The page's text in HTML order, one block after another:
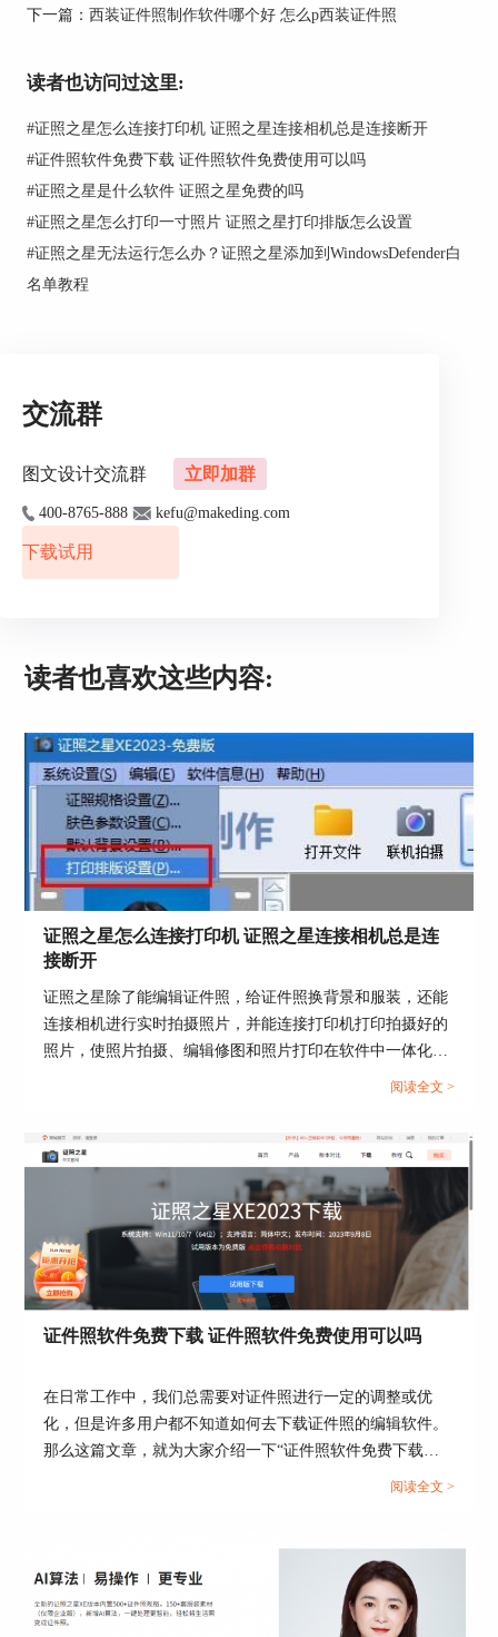
裸露。建议穿圆领或低领的衣服拍摄）
图3：成品图
二、西装领带证件照模板
1、工具自带的模板库
自带的西装领带模板是不需要抠出西装png即可以
下一篇： 西装证件照制作软件哪个好 怎么p西装证件照
读者也访问过这里:
#证照之星怎么连接打印机 证照之星连接相机总是连接断开
#证件照软件免费下载 证件照软件免费使用可以吗
#证照之星是什么软件 证照之星免费的吗
#证照之星怎么打印一寸照片 证照之星打印排版怎么设置
#证照之星无法运行怎么办？证照之星添加到WindowsDefender白
名单教程
交流群
图文设计交流群 立即加群
400-8765-888 kefu@makeding.com
下载试用
读者也喜欢这些内容:
证照之星怎么连接打印机 证照之星连接相机总是连
接断开
证照之星除了能编辑证件照，给证件照换背景和服装，还能
连接相机进行实时拍摄照片，并能连接打印机打印拍摄好的
照片，使照片拍摄、编辑修图和照片打印在软件中一体化操
作。那么证件照如何在证照之星中拍摄和打印呢？这篇文章
阅读全文 >
证件照软件免费下载 证件照软件免费使用可以吗
在日常工作中，我们总需要对证件照进行一定的调整或优
化，但是许多用户都不知道如何去下载证件照的编辑软件。
那么这篇文章，就为大家介绍一下“证件照软件免费下载，
证件照软件免费使用可以吗”这两个话题，相信大家在阅读
阅读全文 >